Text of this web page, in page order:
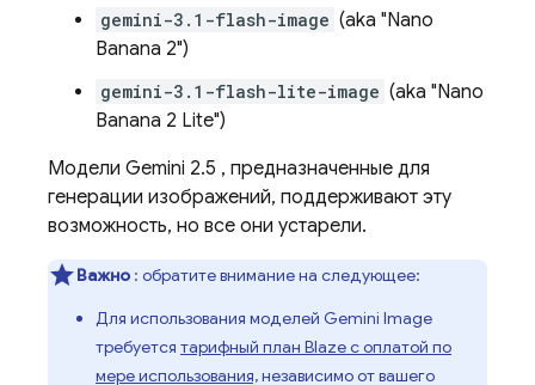
gemini-3.1-flash-image (aka "Nano
Banana 2")
gemini-3.1-flash-lite-image (aka "Nano
Banana 2 Lite")
Модели Gemini 2.5 , предназначенные для
генерации изображений, поддерживают эту
возможность, но все они устарели.
Важно : обратите внимание на следующее:
Для использования моделей Gemini Image
требуется тарифный план Blaze с оплатой по
мере использования,независимо от вашего